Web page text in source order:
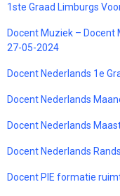
1ste Graad Limburgs
Docent Muziek –
27-05-2024
Docent Nederlands 1e
Docent Nederlands
Docent Nederlands
Docent Nederlands
Docent PIE formatie